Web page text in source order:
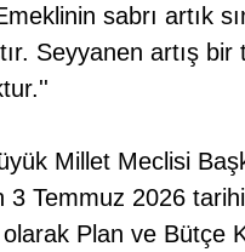
sabrı artık
Seyyanen artış bir
Millet Meclisi
3 Temmuz 2026
Plan ve Bütçe